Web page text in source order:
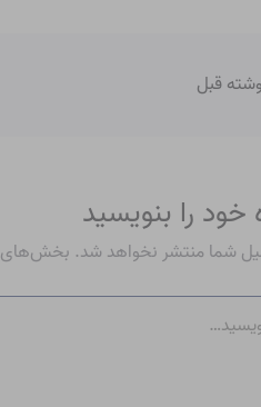
قبل
خود را بنویسید
شما منتشر نخواهد شد. بخش‌های